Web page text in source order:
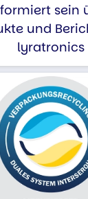
sein
und
lyratronics